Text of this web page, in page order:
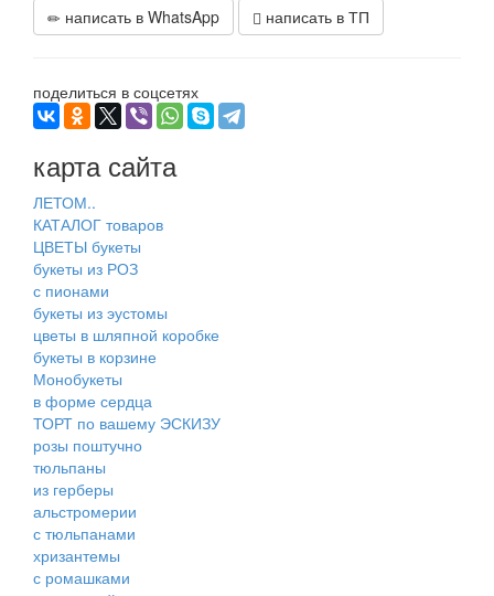
написать в WhatsApp
написать в ТП
поделиться в соцсетях
карта сайта
ЛЕТОМ..
КАТАЛОГ товаров
ЦВЕТЫ букеты
букеты из РОЗ
с пионами
букеты из эустомы
цветы в шляпной коробке
букеты в корзине
Монобукеты
в форме сердца
ТОРТ по вашему ЭСКИЗУ
розы поштучно
тюльпаны
из герберы
альстромерии
с тюльпанами
хризантемы
с ромашками